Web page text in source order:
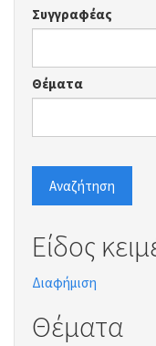
Συγγραφέας
Θέματα
Αναζήτηση
Είδος
Διαφήμιση
Θέματα